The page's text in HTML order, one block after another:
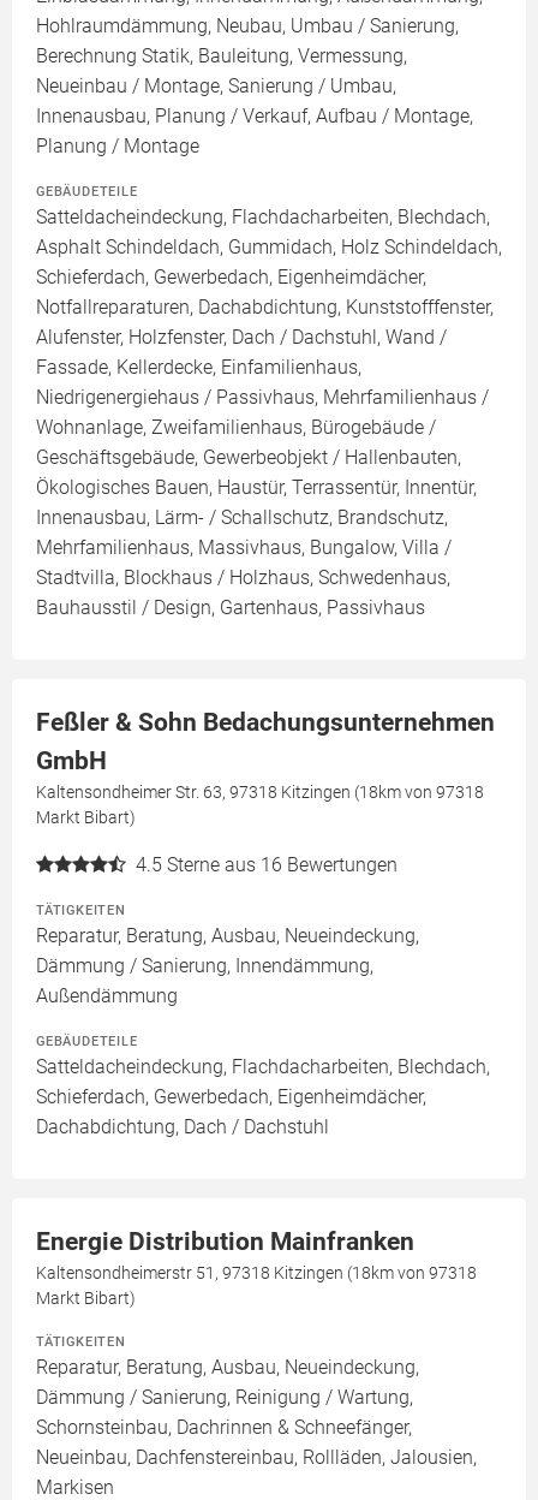
Hohlraumdämmung, Neubau, Umbau / Sanierung,
Berechnung Statik, Bauleitung, Vermessung,
Neueinbau / Montage, Sanierung / Umbau,
Innenausbau, Planung / Verkauf, Aufbau / Montage,
Planung / Montage
GEBÄUDETEILE
Satteldacheindeckung, Flachdacharbeiten, Blechdach,
Asphalt Schindeldach, Gummidach, Holz Schindeldach,
Schieferdach, Gewerbedach, Eigenheimdächer,
Notfallreparaturen, Dachabdichtung, Kunststofffenster,
Alufenster, Holzfenster, Dach / Dachstuhl, Wand /
Fassade, Kellerdecke, Einfamilienhaus,
Niedrigenergiehaus / Passivhaus, Mehrfamilienhaus /
Wohnanlage, Zweifamilienhaus, Bürogebäude /
Geschäftsgebäude, Gewerbeobjekt / Hallenbauten,
Ökologisches Bauen, Haustür, Terrassentür, Innentür,
Innenausbau, Lärm- / Schallschutz, Brandschutz,
Mehrfamilienhaus, Massivhaus, Bungalow, Villa /
Stadtvilla, Blockhaus / Holzhaus, Schwedenhaus,
Bauhausstil / Design, Gartenhaus, Passivhaus
Feßler & Sohn Bedachungsunternehmen
GmbH
Kaltensondheimer Str. 63, 97318 Kitzingen (18km von 97318
Markt Bibart)
4.5 Sterne aus 16 Bewertungen
TÄTIGKEITEN
Reparatur, Beratung, Ausbau, Neueindeckung,
Dämmung / Sanierung, Innendämmung,
Außendämmung
GEBÄUDETEILE
Satteldacheindeckung, Flachdacharbeiten, Blechdach,
Schieferdach, Gewerbedach, Eigenheimdächer,
Dachabdichtung, Dach / Dachstuhl
Energie Distribution Mainfranken
Kaltensondheimerstr 51, 97318 Kitzingen (18km von 97318
Markt Bibart)
TÄTIGKEITEN
Reparatur, Beratung, Ausbau, Neueindeckung,
Dämmung / Sanierung, Reinigung / Wartung,
Schornsteinbau, Dachrinnen & Schneefänger,
Neueinbau, Dachfenstereinbau, Rollläden, Jalousien,
Markisen